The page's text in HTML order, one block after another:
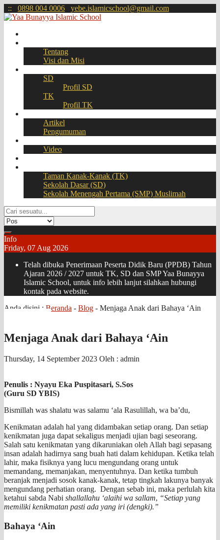
:: 0898 004 0006 yebe.islamicschool@gmail.com
Tentang
Visi dan Misi
SD
Profil SD
TK
Profil TK
Artikel
Pengumuman
Video
Taman Kanak-Kanak (TK)
Sekolah Dasar (SD)
Sekolah Menengah Pertama (SMP) Muslimah
Info
Friday, 07 Aug 2026
Telah dibuka Penerimaan Peserta Didik Baru (PPDB) Tahun
Ajaran 2026 / 2027 untuk TK, SD dan SMP Yaa Bunayya
Islamic School, untuk info lebih lanjut silahkan hubungi
kontak pada website.
Anda disini : Beranda - Blog - Menjaga Anak dari Bahaya ‘Ain
Menjaga Anak dari Bahaya ‘Ain
Thursday, 14 September 2023 Oleh : admin
Penulis : Nyayu Eka Puspitasari, S.Sos
(Guru SD YBIS)
Bismillah was shalatu was salamu ‘ala Rasulillah, wa ba’du,
Kenikmatan adalah hal yang didambakan setiap orang. Dan setiap
kenikmatan juga dapat sekaligus menjadi ujian bagi seseorang.
Salah satu kenikmatan yang dikaruniakan oleh Allah bagi sepasang
insan adalah hadirnya sang buah hati dalam kehidupan. Ketika telah
lahir, maka fisiknya yang lucu mengundang orang untuk
memandang, memanjakan, menyentuhnya. Dan ketika tumbuh
beranjak menjadi sosok kanak-kanak, tetap tingkah lakunya banyak
mengundang perhatian orang. Dengan sebab ini, maka perlulah kita
ketahui sabda Nabi shallallahu ‘alaihi wa sallam, “Setiap yang
memiliki kenikmatan pasti ada yang iri (dengki).”
Bahaya ‘Ain